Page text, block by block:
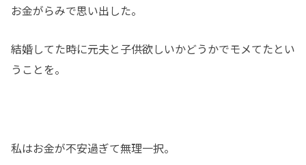
お金がらみで思い出した。
結婚してた時に元夫と子供欲しいかどうかでモメてたとい
うことを。
私はお金が不安過ぎて無理一択。